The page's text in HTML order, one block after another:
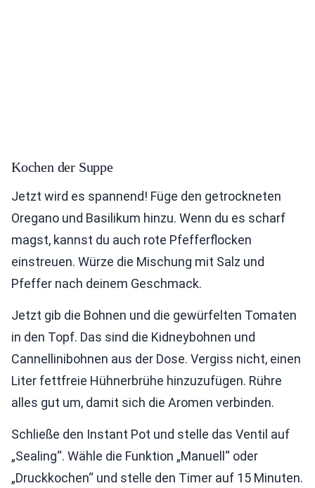
Kochen der Suppe
Jetzt wird es spannend! Füge den getrockneten
Oregano und Basilikum hinzu. Wenn du es scharf
magst, kannst du auch rote Pfefferflocken
einstreuen. Würze die Mischung mit Salz und
Pfeffer nach deinem Geschmack.
Jetzt gib die Bohnen und die gewürfelten Tomaten
in den Topf. Das sind die Kidneybohnen und
Cannellinibohnen aus der Dose. Vergiss nicht, einen
Liter fettfreie Hühnerbrühe hinzuzufügen. Rühre
alles gut um, damit sich die Aromen verbinden.
Schließe den Instant Pot und stelle das Ventil auf
„Sealing“. Wähle die Funktion „Manuell“ oder
„Druckkochen“ und stelle den Timer auf 15 Minuten.